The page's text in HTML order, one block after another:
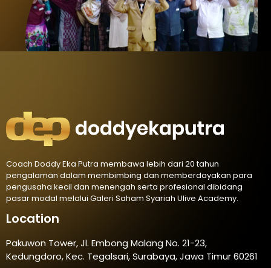
Coach Doddy Eka Putra membawa lebih dari 20 tahun
pengalaman dalam membimbing dan memberdayakan para
pengusaha kecil dan menengah serta profesional dibidang
pasar modal melalui Galeri Saham Syariah Ulive Academy.
Location
Pakuwon Tower, Jl. Embong Malang No. 21-23,
Kedungdoro, Kec. Tegalsari, Surabaya, Jawa Timur 60261